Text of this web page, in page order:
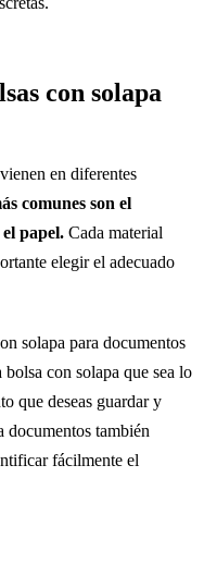
con solapa
en diferentes
comunes son el
papel. Cada material
elegir el adecuado
solapa para documentos
con solapa que sea lo
que deseas guardar y
documentos también
fácilmente el